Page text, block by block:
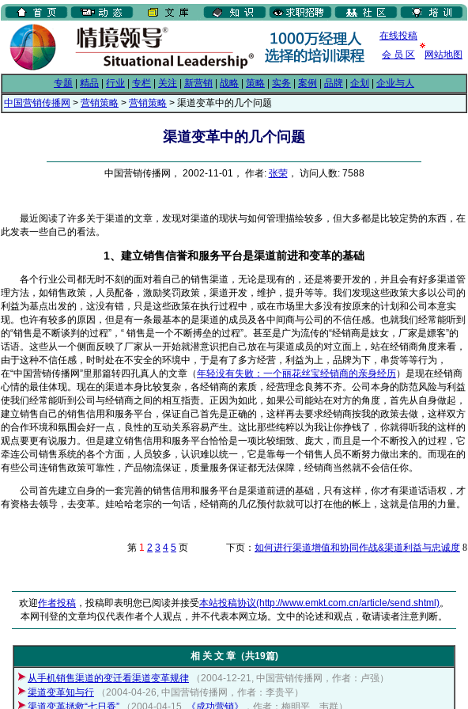
在线投稿
会 员 区
网站地图
专题 精品 行业 专栏 关注 新营销 战略 策略 实务 案例 品牌 企划
企业与人
中国营销传播网 > 营销策略 > 营销策略 > 渠道变革中的几个问题
渠道变革中的几个问题
中国营销传播网， 2002-11-01， 作者: 张荣， 访问人数: 7588
最近阅读了许多关于渠道的文章，发现对渠道的现状与如何管理描绘较多，但大多都是比较定势的东西，在
此发表一些自己的看法。
1、建立销售信誉和服务平台是渠道前进和变革的基础
各个行业公司都无时不刻的面对着自己的销售渠道，无论是现有的，还是将要开发的，并且会有好多渠道管
理方法，如销售政策，人员配备，激励奖罚政策，渠道开发，维护，提升等等。我们发现这些政策大多以公司的
利益为基点出发的，这没有错，只是这些政策在执行过程中，或在市场里大多没有按原来的计划和公司本意实
现。也许有较多的原因，但是有一条最基本的是渠道的成员及各中间商与公司的不信任感。也就我们经常能听到
的“销售是不断谈判的过程”，“ 销售是一个不断搏垒的过程”。甚至是广为流传的“经销商是妓女，厂家是嫖客”的
话语。这些从一个侧面反映了厂家从一开始就潜意识把自己放在与渠道成员的对立面上，站在经销商角度来看，
由于这种不信任感，时时处在不安全的环境中，于是有了多方经营，利益为上，品牌为下，串货等等行为，
在“中国营销传播网”里那篇转四孔真人的文章（年轻没有失败：一个丽花丝宝经销商的亲身经历）是现在经销商
心情的最佳体现。现在的渠道本身比较复杂，各经销商的素质，经营理念良莠不齐。公司本身的防范风险与利益
使我们经常能听到公司与经销商之间的相互指责。正因为如此，如果公司能站在对方的角度，首先从自身做起，
建立销售自己的销售信用和服务平台，保证自己首先是正确的，这样再去要求经销商按我的政策去做，这样双方
的合作环境和氛围会好一点，良性的互动关系容易产生。这比那些纯粹以为我让你挣钱了，你就得听我的这样的
观点要更有说服力。但是建立销售信用和服务平台恰恰是一项比较细致、庞大，而且是一个不断投入的过程，它
牵连公司销售系统的各个方面，人员较多，认识难以统一，它是靠每一个销售人员不断努力做出来的。而现在的
有些公司连销售政策可靠性，产品物流保证，质量服务保证都无法保障，经销商当然就不会信任你。
公司首先建立自身的一套完善的销售信用和服务平台是渠道前进的基础，只有这样，你才有渠道话语权，才
有资格去领导，去变革。娃哈哈老宗的一句话，经销商的几亿预付款就可以打在他的帐上，这就是信用的力量。
第 1 2 3 4 5 页 下页： 如何进行渠道增值和协同作战&渠道利益与忠诚度 8
欢迎作者投稿 ，投稿即表明您已阅读并接受本站投稿协议(http://www.emkt.com.cn/article/send.shtml)。
本网刊登的文章均仅代表作者个人观点，并不代表本网立场。文中的论述和观点，敬请读者注意判断。
相 关 文 章（共19篇)
从手机销售渠道的变迁看渠道变革规律
（2004-12-21, 中国营销传播网，作者：卢强）
渠道变革知与行
（2004-04-26, 中国营销传播网，作者：李贵平）
渠道变革拯救“七日香”
（2004-04-15, 《成功营销》 ，作者：梅明平、韦群）